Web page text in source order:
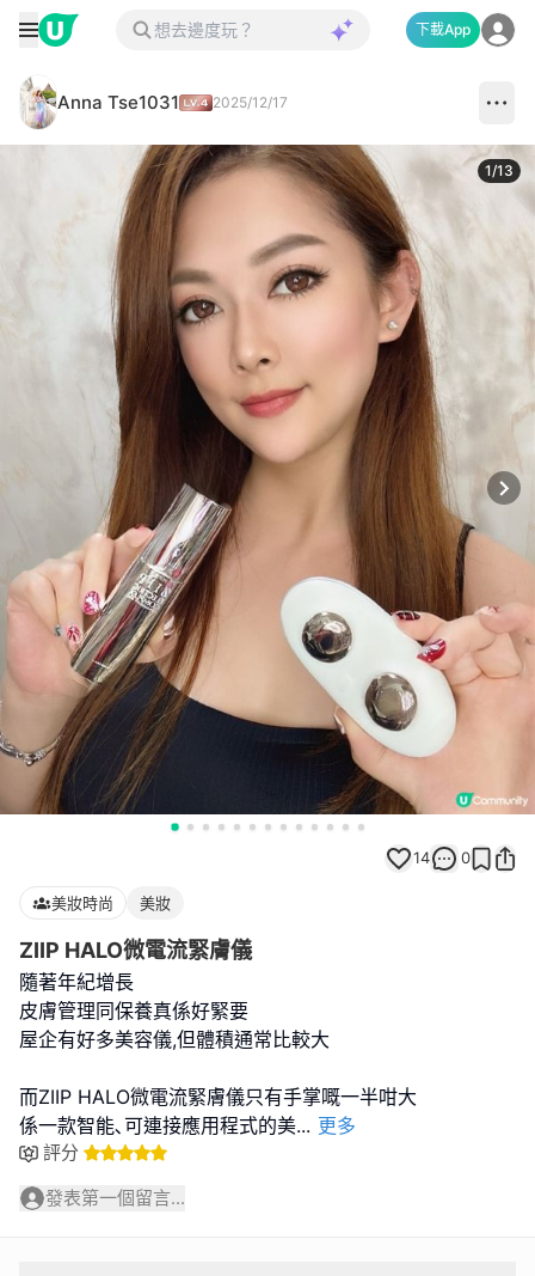
下載App
Anna Tse1031 2025/12/17
1/13
14 0
美妝時尚 美妝
ZIIP HALO微電流緊膚儀
隨著年紀增長
皮膚管理同保養真係好緊要
屋企有好多美容儀,但體積通常比較大
而ZIIP HALO微電流緊膚儀只有手掌嘅一半咁大
係一款智能､可連接應用程式的美... 更多
評分
發表第一個留言...